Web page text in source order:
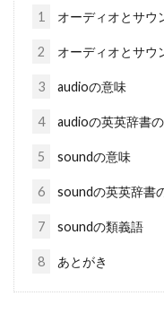
1 オーディオとサウ
2 オーディオとサウ
3 audioの意味
4 audioの英英辞書
5 soundの意味
6 soundの英英辞書
7 soundの類義語
8 あとがき